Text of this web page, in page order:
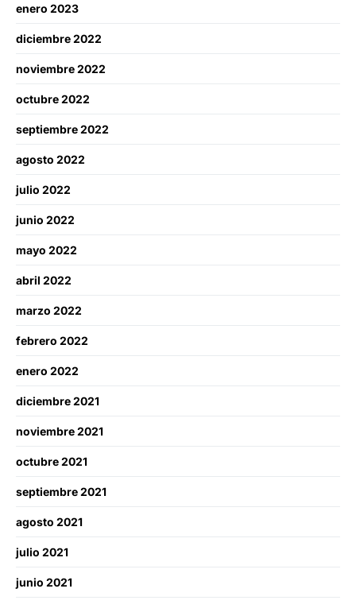
enero 2023
diciembre 2022
noviembre 2022
octubre 2022
septiembre 2022
agosto 2022
julio 2022
junio 2022
mayo 2022
abril 2022
marzo 2022
febrero 2022
enero 2022
diciembre 2021
noviembre 2021
octubre 2021
septiembre 2021
agosto 2021
julio 2021
junio 2021